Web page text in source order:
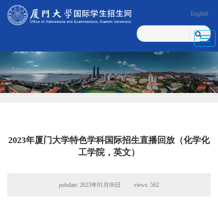
English
2023年厦门大学特色学科国际招生直播回放（化学化
工学院，英文）
pubdate: 2023年01月06日 views: 562